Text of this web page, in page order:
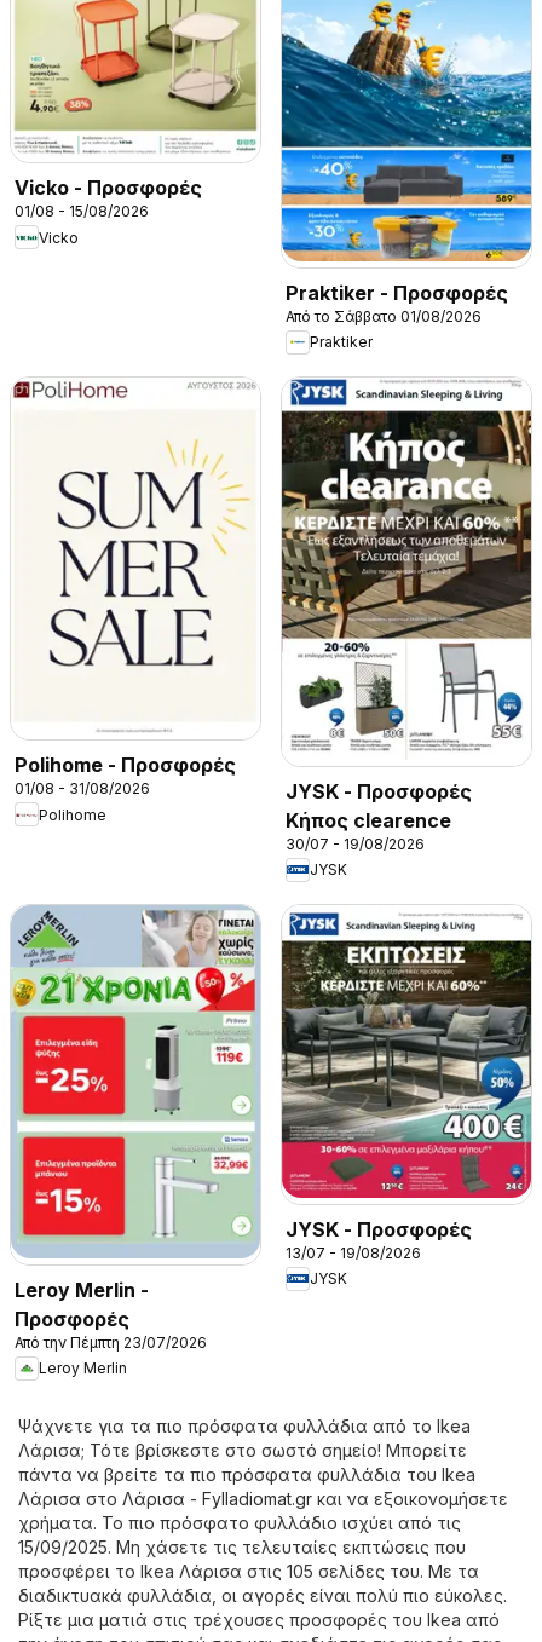
Vicko - Προσφορές
01/08 - 15/08/2026
Vicko
Praktiker - Προσφορές
Από το Σάββατο 01/08/2026
Praktiker
Polihome - Προσφορές
01/08 - 31/08/2026
Polihome
JYSK - Προσφορές
Κήπος clearence
30/07 - 19/08/2026
JYSK
Leroy Merlin -
Προσφορές
Από την Πέμπτη 23/07/2026
Leroy Merlin
JYSK - Προσφορές
13/07 - 19/08/2026
JYSK
Ψάχνετε για τα πιο πρόσφατα φυλλάδια από το Ikea
Λάρισα; Τότε βρίσκεστε στο σωστό σημείο! Μπορείτε
πάντα να βρείτε τα πιο πρόσφατα φυλλάδια του Ikea
Λάρισα στο Λάρισα - Fylladiomat.gr και να εξοικονομήσετε
χρήματα. Το πιο πρόσφατο φυλλάδιο ισχύει από τις
15/09/2025. Μη χάσετε τις τελευταίες εκπτώσεις που
προσφέρει το Ikea Λάρισα στις 105 σελίδες του. Με τα
διαδικτυακά φυλλάδια, οι αγορές είναι πολύ πιο εύκολες.
Ρίξτε μια ματιά στις τρέχουσες προσφορές του Ikea από